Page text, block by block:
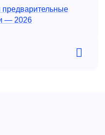
— 2026